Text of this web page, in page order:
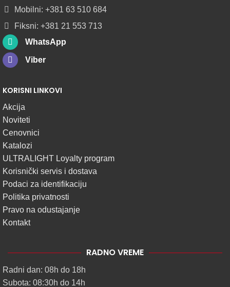
POGLEDAJ
Mobilni: +381 63 510 684
Fiksni: +381 21 553 713
WhatsApp
Viber
KORISNI LINKOVI
Akcija
Noviteti
Cenovnici
Katalozi
ULTRALIGHT Loyalty program
Korisnički servis i dostava
Podaci za identifikaciju
Politika privatnosti
Pravo na odustajanje
Kontakt
RADNO VREME
Radni dan: 08h do 18h
Subota: 08:30h do 14h